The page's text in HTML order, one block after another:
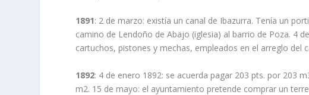
1891: 2 de marzo: existía un canal de Ibazurra. Tenía un
camino de Lendoño de Abajo (iglesia) al barrio de Poza. 4
cartuchos, pistones y mechas, empleados en el arreglo del
1892: 4 de enero 1892: se acuerda pagar 203 pts. por 203
m2. 15 de mayo: el ayuntamiento pretende comprar un